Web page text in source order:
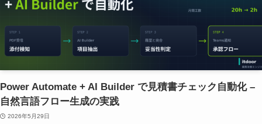
Power Automate + AI Builder で見積書チェック自動化 –
自然言語フロー生成の実践
2026年5月29日